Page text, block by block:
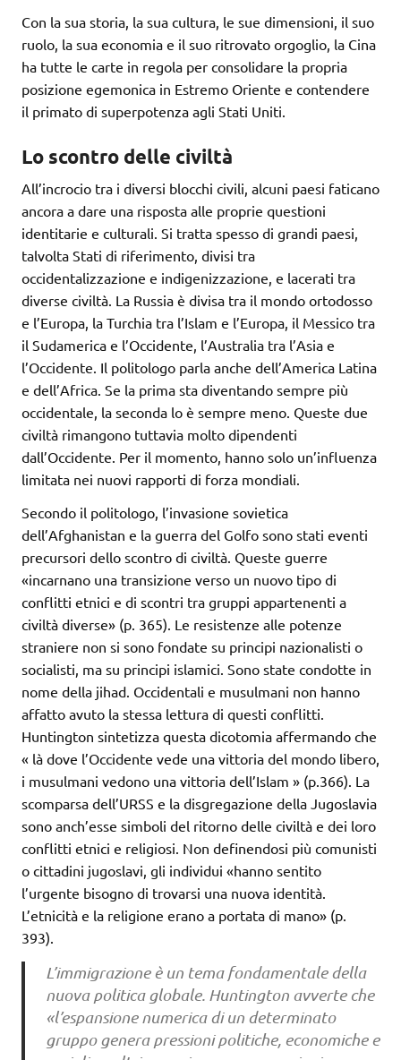
Con la sua storia, la sua cultura, le sue dimensioni, il suo
ruolo, la sua economia e il suo ritrovato orgoglio, la Cina
ha tutte le carte in regola per consolidare la propria
posizione egemonica in Estremo Oriente e contendere
il primato di superpotenza agli Stati Uniti.
Lo scontro delle civiltà
All’incrocio tra i diversi blocchi civili, alcuni paesi faticano
ancora a dare una risposta alle proprie questioni
identitarie e culturali. Si tratta spesso di grandi paesi,
talvolta Stati di riferimento, divisi tra
occidentalizzazione e indigenizzazione, e lacerati tra
diverse civiltà. La Russia è divisa tra il mondo ortodosso
e l’Europa, la Turchia tra l’Islam e l’Europa, il Messico tra
il Sudamerica e l’Occidente, l’Australia tra l’Asia e
l’Occidente. Il politologo parla anche dell’America Latina
e dell’Africa. Se la prima sta diventando sempre più
occidentale, la seconda lo è sempre meno. Queste due
civiltà rimangono tuttavia molto dipendenti
dall’Occidente. Per il momento, hanno solo un’influenza
limitata nei nuovi rapporti di forza mondiali.
Secondo il politologo, l’invasione sovietica
dell’Afghanistan e la guerra del Golfo sono stati eventi
precursori dello scontro di civiltà. Queste guerre
«incarnano una transizione verso un nuovo tipo di
conflitti etnici e di scontri tra gruppi appartenenti a
civiltà diverse» (p. 365). Le resistenze alle potenze
straniere non si sono fondate su principi nazionalisti o
socialisti, ma su principi islamici. Sono state condotte in
nome della jihad. Occidentali e musulmani non hanno
affatto avuto la stessa lettura di questi conflitti.
Huntington sintetizza questa dicotomia affermando che
« là dove l’Occidente vede una vittoria del mondo libero,
i musulmani vedono una vittoria dell’Islam » (p.366). La
scomparsa dell’URSS e la disgregazione della Jugoslavia
sono anch’esse simboli del ritorno delle civiltà e dei loro
conflitti etnici e religiosi. Non definendosi più comunisti
o cittadini jugoslavi, gli individui «hanno sentito
l’urgente bisogno di trovarsi una nuova identità.
L’etnicità e la religione erano a portata di mano» (p.
393).
L’immigrazione è un tema fondamentale della
nuova politica globale. Huntington avverte che
«l’espansione numerica di un determinato
gruppo genera pressioni politiche, economiche e